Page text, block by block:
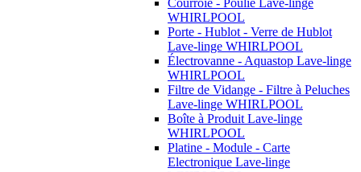
WHIRLPOOL
Porte - Hublot - Verre de Hublot
Lave-linge WHIRLPOOL
Électrovanne - Aquastop Lave-linge
WHIRLPOOL
Filtre de Vidange - Filtre à Peluches
Lave-linge WHIRLPOOL
Boîte à Produit Lave-linge
WHIRLPOOL
Platine - Module - Carte
Electronique Lave-linge